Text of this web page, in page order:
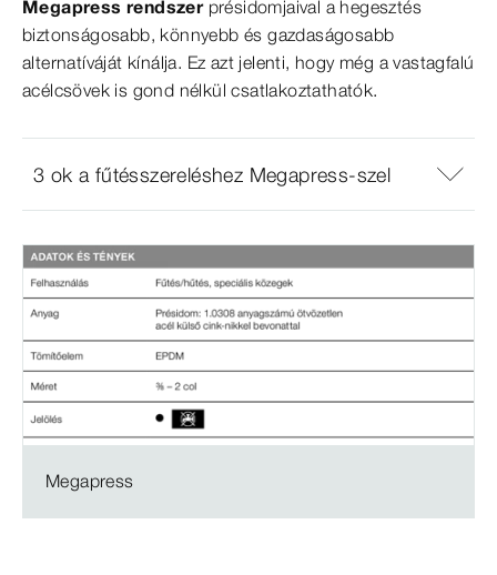
Megapress rendszerprésidomjaival a hegesztés
biztonságosabb, könnyebb és gazdaságosabb
alternatíváját kínálja. Ez azt jelenti, hogy még a vastagfalú
acélcsövek is gond nélkül csatlakoztathatók.
3 ok a fűtésszereléshez Megapress-szel
Megapress